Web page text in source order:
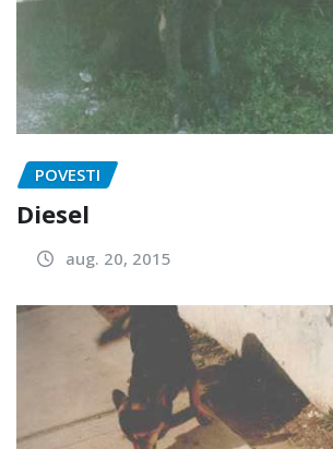
POVESTI
Diesel
aug. 20, 2015